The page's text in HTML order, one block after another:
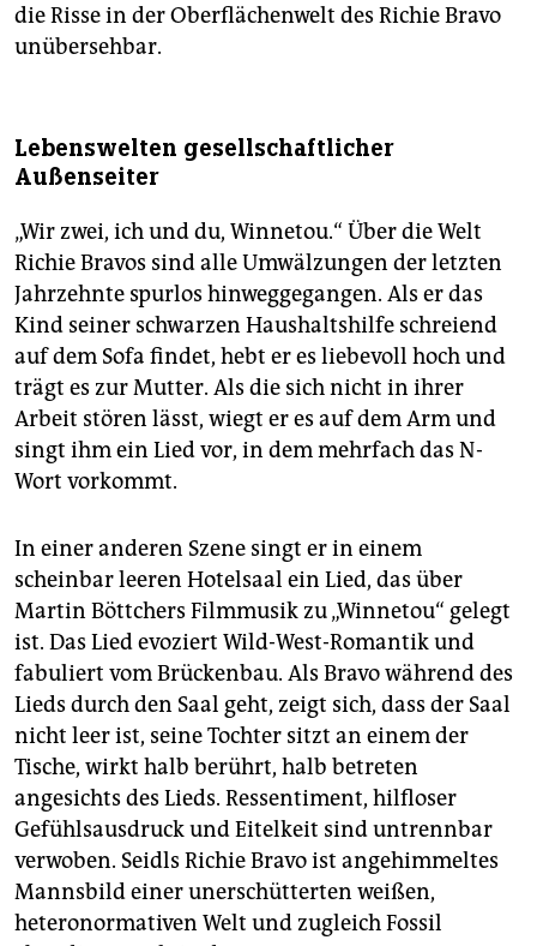
die Risse in der Oberflächenwelt des Richie Bravo
unübersehbar.
Lebenswelten gesellschaftlicher
Außenseiter
„Wir zwei, ich und du, Winnetou.“ Über die Welt
Richie Bravos sind alle Umwälzungen der letzten
Jahrzehnte spurlos hinweggegangen. Als er das
Kind seiner schwarzen Haushaltshilfe schreiend
auf dem Sofa findet, hebt er es liebevoll hoch und
trägt es zur Mutter. Als die sich nicht in ihrer
Arbeit stören lässt, wiegt er es auf dem Arm und
singt ihm ein Lied vor, in dem mehrfach das N-
Wort vorkommt.
In einer anderen Szene singt er in einem
scheinbar leeren Hotelsaal ein Lied, das über
Martin Böttchers Filmmusik zu „Winnetou“ gelegt
ist. Das Lied evoziert Wild-West-Romantik und
fabuliert vom Brückenbau. Als Bravo während des
Lieds durch den Saal geht, zeigt sich, dass der Saal
nicht leer ist, seine Tochter sitzt an einem der
Tische, wirkt halb berührt, halb betreten
angesichts des Lieds. Ressentiment, hilfloser
Gefühlsausdruck und Eitelkeit sind untrennbar
verwoben. Seidls Richie Bravo ist angehimmeltes
Mannsbild einer unerschütterten weißen,
heteronormativen Welt und zugleich Fossil